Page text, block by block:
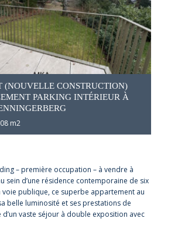
(NOUVELLE CONSTRUCTION)
PARKING INTÉRIEUR À
m2
– première occupation – à vendre à
sein d’une résidence contemporaine de six
voie publique, ce superbe appartement au
belle luminosité et ses prestations de
vaste séjour à double exposition avec